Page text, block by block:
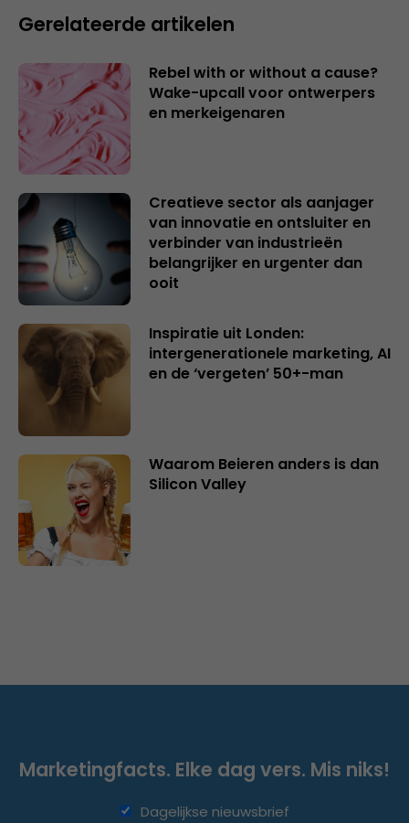
Gerelateerde artikelen
Rebel with or without a cause?
Wake-upcall voor ontwerpers
en merkeigenaren
Creatieve sector als aanjager
van innovatie en ontsluiter en
verbinder van industrieën
belangrijker en urgenter dan
ooit
Inspiratie uit Londen:
intergenerationele marketing, AI
en de ‘vergeten’ 50+-man
Waarom Beieren anders is dan
Silicon Valley
Marketingfacts. Elke dag vers. Mis niks!
Dagelijkse nieuwsbrief